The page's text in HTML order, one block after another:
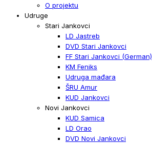
O projektu
Udruge
Stari Jankovci
LD Jastreb
DVD Stari Jankovci
FF Stari Jankovci (German)
KM Feniks
Udruga mađara
ŠRU Amur
KUD Jankovci
Novi Jankovci
KUD Samica
LD Orao
DVD Novi Jankovci